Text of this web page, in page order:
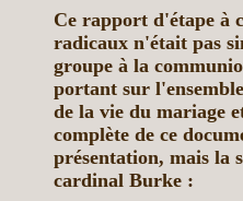
Ce rapport d'étape à
radicaux n'était pas
groupe à la
portant sur
de la vie du mariage
complète de ce
présentation, mais la
cardinal Burke :